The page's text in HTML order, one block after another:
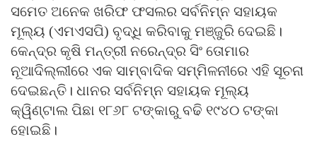
ସମେତ ଅନେକ ଖରିଫ ଫସଲର ସର୍ବନିମ୍ନ ସହାୟକ
ମୂଲ୍ୟ (ଏମଏସପି) ବୃଦ୍ଧି କରିବାକୁ ମଞ୍ଜୁରି ଦେଇଛି।
କେନ୍ଦ୍ର କୃଷି ମନ୍ତ୍ରୀ ନରେନ୍ଦ୍ର ସିଂ ତୋମାର
ନୂଆଦିଲ୍ଲୀରେ ଏକ ସାମ୍ବାଦିକ ସମ୍ମିଳନୀରେ ଏହି ସୂଚନା
ଦେଇଛନ୍ତି। ଧାନର ସର୍ବନିମ୍ନ ସହାୟକ ମୂଲ୍ୟ
କ୍ୱିଣ୍ଟାଲ ପିଛା ୧୮୬୮ ଟଙ୍କାରୁ ବଢି ୧୯୪୦ ଟଙ୍କା
ହୋଇଛି।